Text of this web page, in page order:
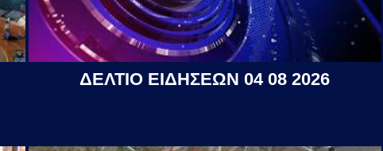
ΔΕΛΤΙΟ ΕΙΔΗΣΕΩΝ 04 08 2026